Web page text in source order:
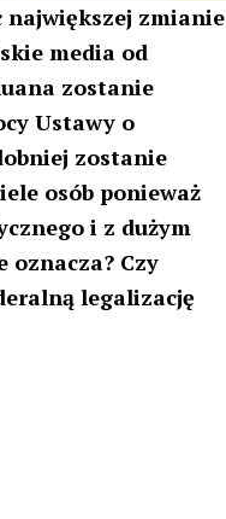
największej zmianie
media od
zostanie
Ustawy o
zostanie
osób ponieważ
i z dużym
oznacza? Czy
legalizację